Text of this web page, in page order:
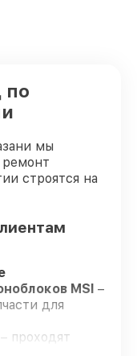
по
мы
ремонт
строятся на
MSI –
для
– проходят